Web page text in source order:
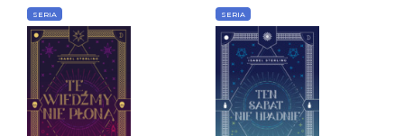
SERIA SERIA